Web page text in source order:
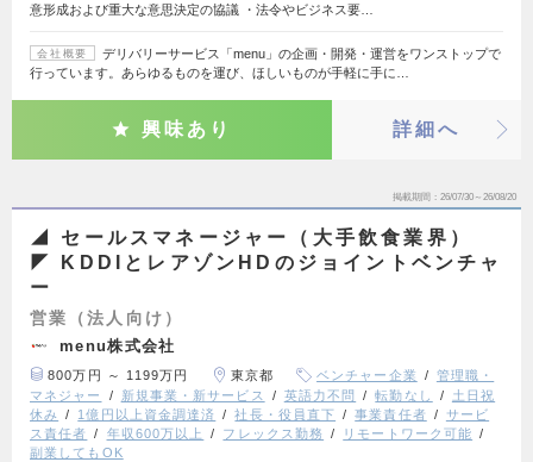
意形成および重大な意思決定の協議 ・法令やビジネス要…
会社概要
デリバリーサービス「menu」の企画・開発・運営をワンストップで
行っています。あらゆるものを運び、ほしいものが手軽に手に…
興味あり 詳細へ
掲載期間 26/07/30～26/08/20
◢ セールスマネージャー（大手飲食業界）
◤ KDDIとレアゾンHDのジョイントベンチャ
ー
営業（法人向け）
menu株式会社
800万円 ～ 1199万円 東京都 ベンチャー企業
管理職・
マネジャー
新規事業・新サービス 英語力不問 転勤なし
土日祝
休み
1億円以上資金調達済 社長・役員直下 事業責任者
サービ
ス責任者
年収600万以上 フレックス勤務
リモートワーク可能
副業してもOK